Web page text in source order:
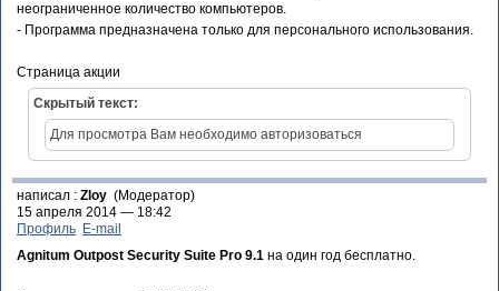
неограниченное количество компьютеров.
- Программа предназначена только для персонального использования.
Страница акции
Скрытый текст:
Для просмотра Вам необходимо авторизоваться
написал : Zloy (Модератор)
15 апреля 2014 — 18:42
Профиль E-mail
Agnitum Outpost Security Suite Pro 9.1 на один год бесплатно.